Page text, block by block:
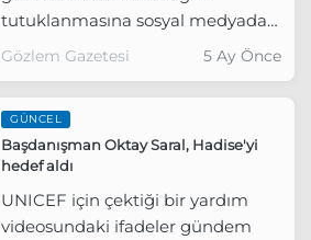
tutuklanmasına sosyal medyadan
yaptığı paylaşımla tepki gösterdi.
Gözlem Gazetesi 5 Ay Önce
GÜNCEL
Başdanışman Oktay Saral, Hadise'yi
hedef aldı
UNICEF için çektiği bir yardım
videosundaki ifadeler gündem